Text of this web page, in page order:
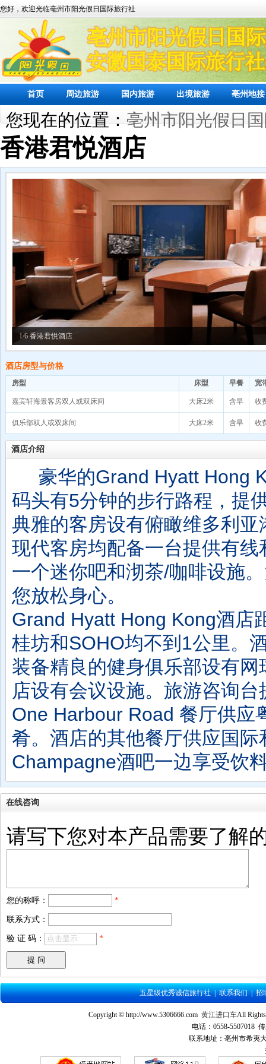
您好，欢迎光临亳州市阳光假日国际旅行社
首页 周边旅游 国内旅游 出境旅游 亳州地接
您现在的位置：亳州市阳光假日
香港君悦酒店
1/6 香港君悦酒店
酒店房型与价格
房型 床型 早餐 宽
嘉宾轩海景客房双人或双床间 大床2米 含早 收
俱乐部双人或双床间 大床2米 含早 收
酒店介绍
豪华的Grand Hyatt Hong
码头有5分钟的步行路程，提
典雅的客房设有俯瞰维多利亚
现代客房均配备一台提供有
一个迷你吧和沏茶/咖啡设施
您放松身心。
Grand Hyatt Hong Kong酒店
桂坊和SOHO均不到1公里。
装备精良的健身俱乐部设有
店设有会议设施。旅游咨询
One Harbour Road 餐厅供应
肴。酒店的其他餐厅供应国
Champagne酒吧一边享受饮
在线咨询
请写下您对本产品需要了解
您的称呼： *
联系方式：
验 证 码： *
五星级优秀诚信旅行社|联系我们|招
Copyright © http://www.5306666.com 黄江进口车All
电话：0558-5507018
联系地址：亳州市希夷